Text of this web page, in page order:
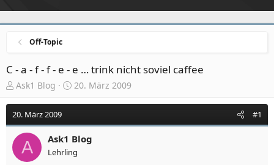
Off-Topic
C - a - f - f - e - e … trink nicht soviel caffee
E
s
t
l
Ask1 Blog
E
s
l
l
20. März 2009
20. März 2009 #1
A Ask1 Blog
Lehrling